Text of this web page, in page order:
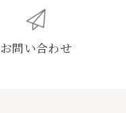
お問い合わせ